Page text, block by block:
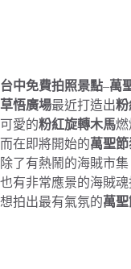
台中免費拍照景點–萬
草悟廣場最近打造出粉
可愛的粉紅旋轉木馬燃
而在即將開始的萬聖
除了有熱鬧的海賊市集
也有非常應景的海賊魂
想拍出最有氣氛的萬